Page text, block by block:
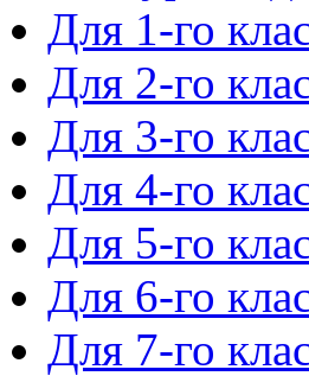
Для 1-го
Для 2-го
Для 3-го
Для 4-го
Для 5-го
Для 6-го
Для 7-го